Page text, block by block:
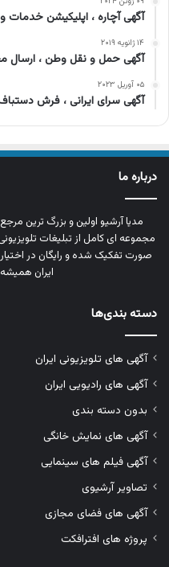
آگهی آچاره ، اپلیکیشن خدمات
۱۴ ژانویه ۲۰۱۹
آگهی حمل و نقل وطن ، ارسال
۰۵ آوریل ۲۰۲۳
آگهی سرای ایرانی ، فرش
درباره ما
مدیا آرشیو اولین و بزرگ‌ ترین
مجموعه‌ ای کامل از تبلیغات
صورت تفکیک‌ شده و رایگان در
ایران
دسته بندی‌ها
آگهی های تلویزیونی ایران
آگهی های رادیویی ایران
بدون دسته بندی
آگهی های نمایش خانگی
آگهی فیلم های سینمایی
تصاویر آرشیوی
آگهی های فضای مجازی
پروژه های افترافکت